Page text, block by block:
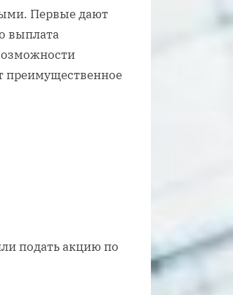
Первые дают
выплата
преимущественное
подать акцию по